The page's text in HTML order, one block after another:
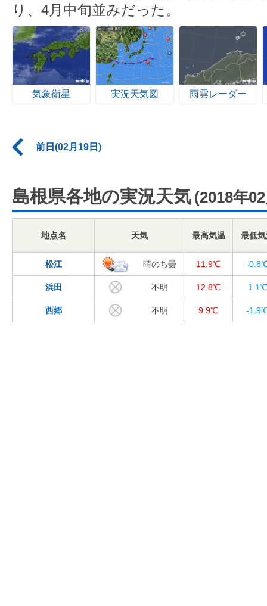
り、4月中旬並みだった。
気象衛星 実況天気図 雨雲レーダー
前日(02月19日)
島根県各地の実況天気 (2018年
地点名 天気 最高気温 最低
松江 晴のち曇 11.9℃ -
浜田 不明 12.8℃ 1.1℃
西郷 不明 9.9℃ -